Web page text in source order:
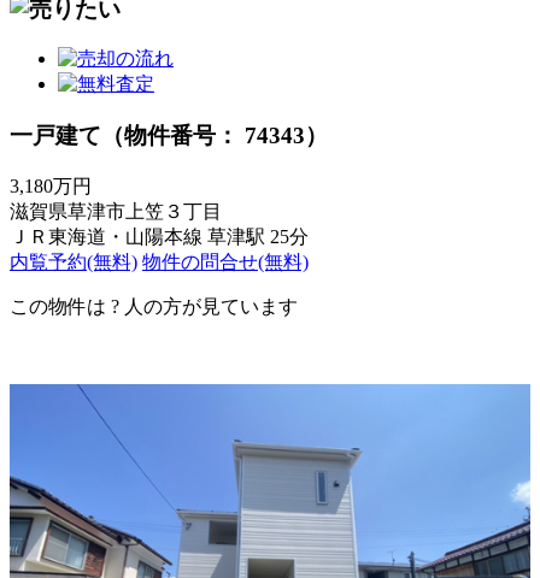
一戸建て（物件番号： 74343）
3,180万円
滋賀県草津市上笠３丁目
ＪＲ東海道・山陽本線 草津駅 25分
内覧予約(無料) 物件の問合せ(無料)
この物件は ? 人の方が見ています